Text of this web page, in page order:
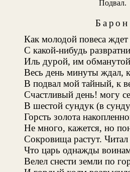
Подвал.
Барон
Как молодой повеса ждет
С какой-нибудь
Иль дурой, им
Весь день минуты ждал,
В подвал мой тайный, к
Счастливый день! могу
В шестой сундук (в
Горсть золота
Не много, кажется, но
Сокровища растут. Читал
Что царь однажды
Велел снести земли по